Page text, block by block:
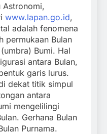
Astronomi,
www.lapan.go.id,
adalah fenomena
permukaan Bulan
Bumi. Hal
antara Bulan,
garis lurus.
dekat titik simpul
antara
mengelilingi
Gerhana Bulan
Purnama.